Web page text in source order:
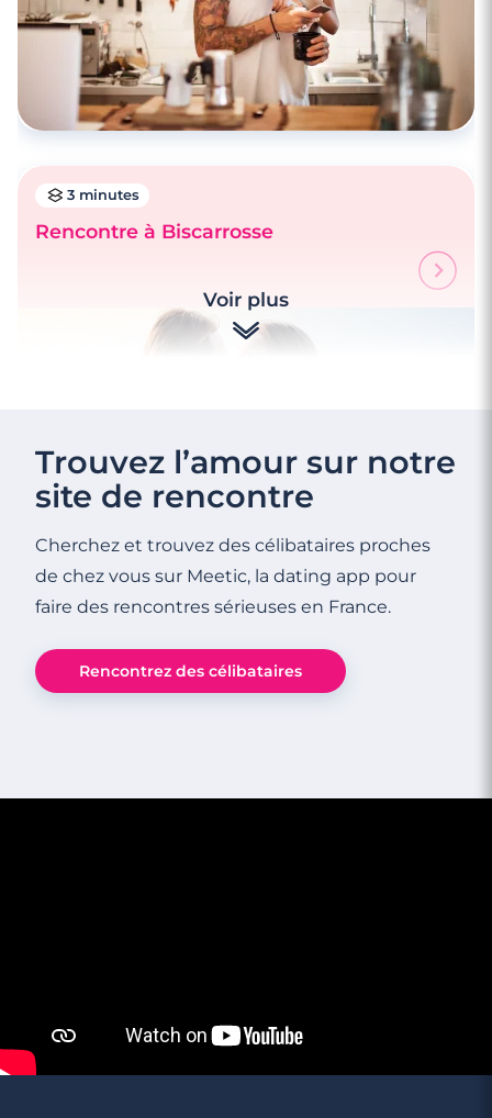
3 minutes
Rencontre à Biscarrosse
Rencontre à Capbreton
Voir plus
Trouvez l’amour sur notre
site de rencontre
Cherchez et trouvez des célibataires proches
de chez vous sur Meetic, la dating app pour
faire des rencontres sérieuses en France.
Rencontrez des célibataires